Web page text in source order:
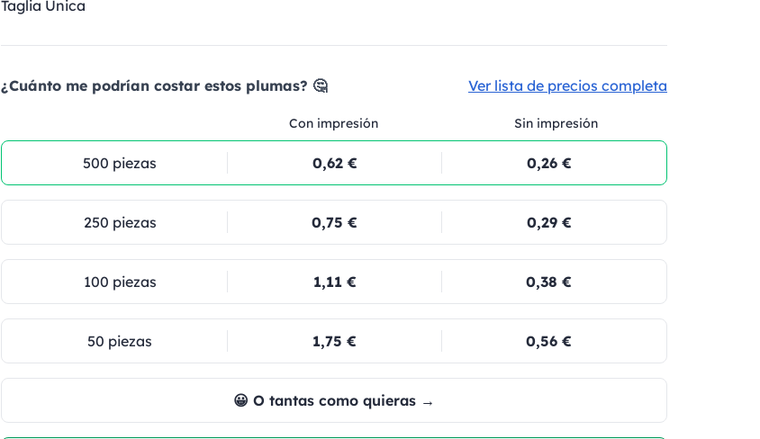
Taglia Unica
¿Cuánto me podrían costar estos plumas? 🤔 Ver lista de precios completa
Con impresión Sin impresión
500 piezas 0,62 € 0,26 €
250 piezas 0,75 € 0,29 €
100 piezas 1,11 € 0,38 €
50 piezas 1,75 € 0,56 €
😀 O tantas como quieras →